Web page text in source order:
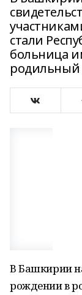
стали
больница
В Башкирии
рождении в